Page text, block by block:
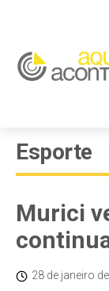
Esporte
Murici
28 de janeiro